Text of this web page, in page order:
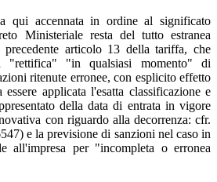
qui accennata in ordine al significato
Ministeriale resta del tutto estranea
precedente articolo 13 della tariffa, che
"rettifica" "in qualsiasi momento" di
ritenute erronee, con esplicito effetto
applicata l'esatta classificazione e
della data di entrata in vigore
con riguardo alla decorrenza: cfr.
e la previsione di sanzioni nel caso in
all'impresa per "incompleta o erronea